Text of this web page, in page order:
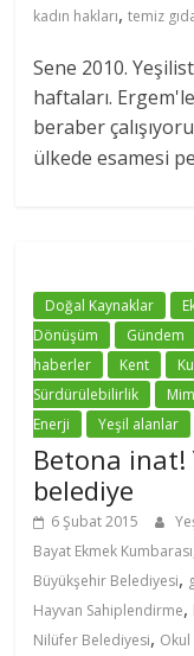
kadın hakları,temiz
Sene 2010.
haftaları.
beraber
ülkede esamesi
Doğal Kaynaklar
Dönüşüm
Gündem
haberler
Kent
Sürdürülebilirlik
Enerji
Yeşil alanlar
Betona inat!
belediye
6 Şubat 2015
Bayat Ekmek Kumbarası
Büyükşehir Belediyesi,
Hayvan Sahiplendirme,
Nilüfer Belediyesi, Okul